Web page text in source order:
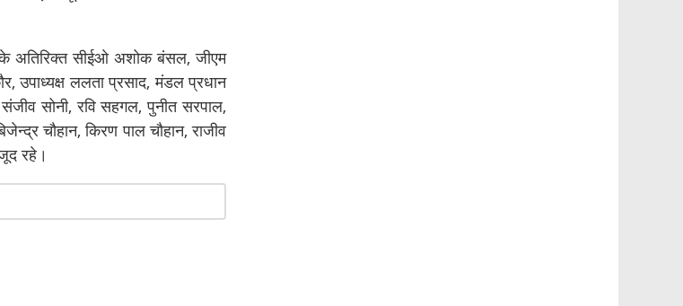
के अतिरिक्त सीईओ अशोक बंसल, जीएम
उपाध्यक्ष ललता प्रसाद, मंडल प्रधान
संजीव सोनी, रवि सहगल, पुनीत सरपाल,
चौहान, किरण पाल चौहान, राजीव
रहे।